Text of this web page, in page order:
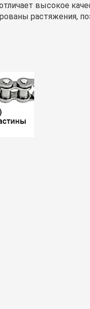
высокое
растяжения,